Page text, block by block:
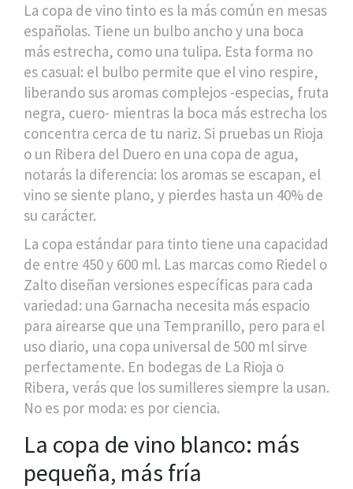
La copa de vino tinto es la más común en mesas
españolas. Tiene un bulbo ancho y una boca
más estrecha, como una tulipa. Esta forma no
es casual: el bulbo permite que el vino respire,
liberando sus aromas complejos -especias, fruta
negra, cuero- mientras la boca más estrecha los
concentra cerca de tu nariz. Si pruebas un Rioja
o un Ribera del Duero en una copa de agua,
notarás la diferencia: los aromas se escapan, el
vino se siente plano, y pierdes hasta un 40% de
su carácter.
La copa estándar para tinto tiene una capacidad
de entre 450 y 600 ml. Las marcas como Riedel o
Zalto diseñan versiones específicas para cada
variedad: una Garnacha necesita más espacio
para airearse que una Tempranillo, pero para el
uso diario, una copa universal de 500 ml sirve
perfectamente. En bodegas de La Rioja o
Ribera, verás que los sumilleres siempre la usan.
No es por moda: es por ciencia.
La copa de vino blanco: más
pequeña, más fría